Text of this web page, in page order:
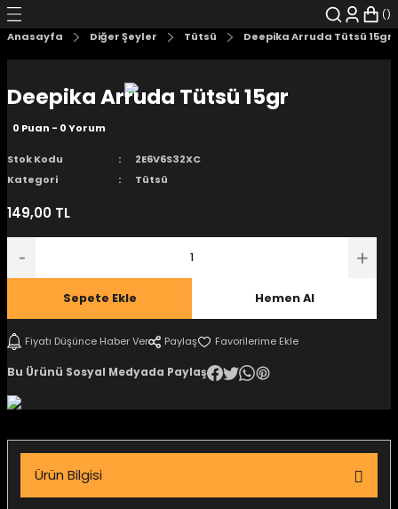
Karakter
Anasayfa Diğer Şeyler Tütsü Deepika Arruda Tütsü 15gr
Deepika Arruda Tütsü 15gr
0 Puan - 0 Yorum
Stok Kodu
2E6V6S32XC
Kategori
Tütsü
149,00 TL
Sepete Ekle Hemen Al
Fiyatı Düşünce Haber Ver Paylaş
Bu Ürünü Sosyal Medyada Paylaş
Ürün Bilgisi